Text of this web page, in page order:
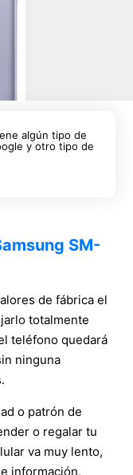
algún tipo de
y otro tipo de
SM-
de fábrica el
totalmente
teléfono quedará
ninguna
o patrón de
o regalar tu
va muy lento,
información,